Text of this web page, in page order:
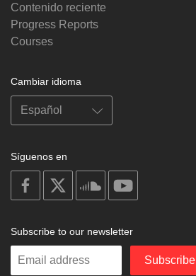
Contenido reciente
Progress Reports
Courses
Cambiar idioma
Síguenos en
on
facebook
soundcloud
Subscribe to our newsletter
Enter
Subscribe